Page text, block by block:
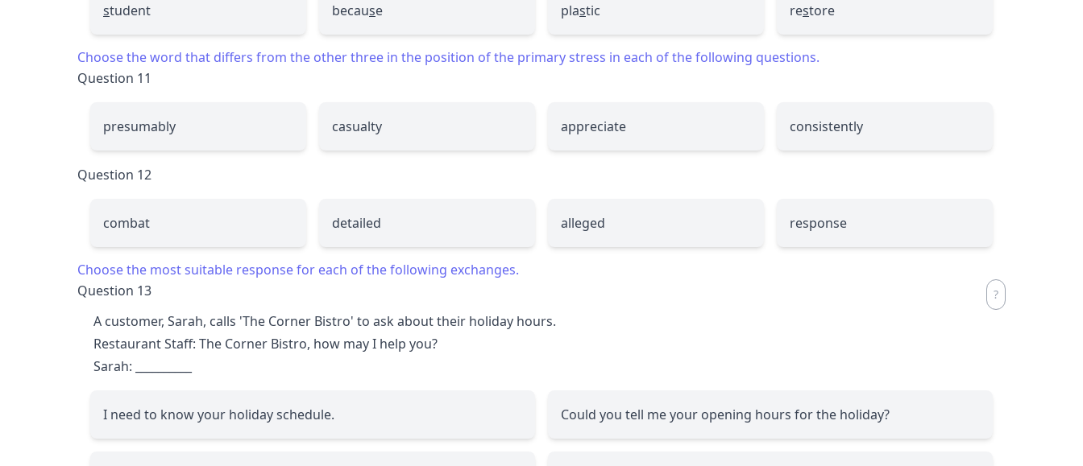
student because plastic restore
Choose the word that differs from the other three in the position of the primary stress in each of the following questions.
Question 11
presumably casualty appreciate consistently
Question 12
combat detailed alleged response
Choose the most suitable response for each of the following exchanges.
Question 13
A customer, Sarah, calls 'The Corner Bistro' to ask about their holiday hours.
Restaurant Staff: The Corner Bistro, how may I help you?
Sarah:
I need to know your holiday schedule. Could you tell me your opening hours for the holiday?